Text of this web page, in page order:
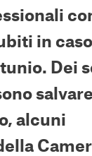
in
Dei
alcuni